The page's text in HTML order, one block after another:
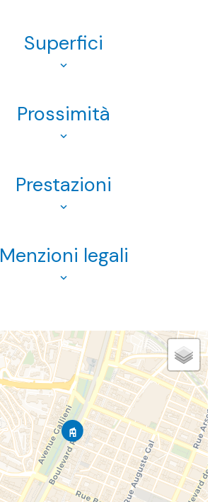
Superfici
Prossimità
Prestazioni
Menzioni legali